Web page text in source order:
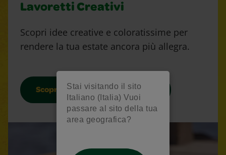
Stai visitando il sito
Italiano (Italia) Vuoi
passare al sito della tua
area geografica?
Lavoretti Creativi
Scopri idee creative e coloratissime per
rendere la tua estate ancora più allegra.
Scopri i nostri lavoretti creativi